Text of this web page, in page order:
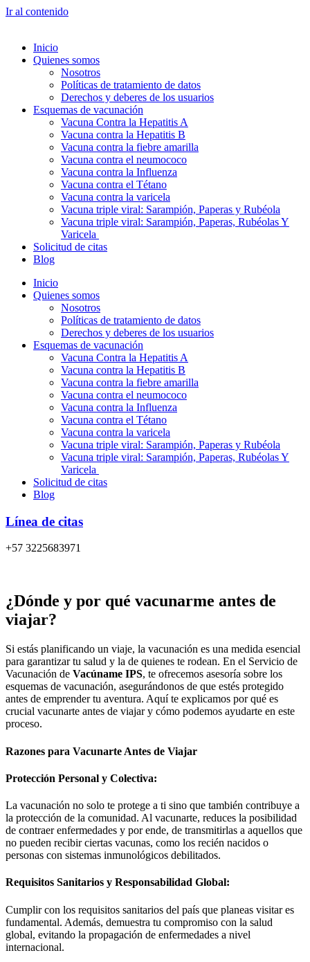
Ir al contenido
Inicio
Quienes somos
Nosotros
Políticas de tratamiento de datos
Derechos y deberes de los usuarios
Esquemas de vacunación
Vacuna Contra la Hepatitis A
Vacuna contra la Hepatitis B
Vacuna contra la fiebre amarilla
Vacuna contra el neumococo
Vacuna contra la Influenza
Vacuna contra el Tétano
Vacuna contra la varicela
Vacuna triple viral: Sarampión, Paperas y Rubéola
Vacuna triple viral: Sarampión, Paperas, Rubéolas Y
Varicela
Solicitud de citas
Blog
Inicio
Quienes somos
Nosotros
Políticas de tratamiento de datos
Derechos y deberes de los usuarios
Esquemas de vacunación
Vacuna Contra la Hepatitis A
Vacuna contra la Hepatitis B
Vacuna contra la fiebre amarilla
Vacuna contra el neumococo
Vacuna contra la Influenza
Vacuna contra el Tétano
Vacuna contra la varicela
Vacuna triple viral: Sarampión, Paperas y Rubéola
Vacuna triple viral: Sarampión, Paperas, Rubéolas Y
Varicela
Solicitud de citas
Blog
Línea de citas
+57 3225683971
¿Dónde y por qué vacunarme antes de
viajar?
Si estás planificando un viaje, la vacunación es una medida esencial
para garantizar tu salud y la de quienes te rodean. En el Servicio de
Vacunación de Vacúname IPS, te ofrecemos asesoría sobre los
esquemas de vacunación, asegurándonos de que estés protegido
antes de emprender tu aventura. Aquí te explicamos por qué es
crucial vacunarte antes de viajar y cómo podemos ayudarte en este
proceso.
Razones para Vacunarte Antes de Viajar
Protección Personal y Colectiva:
La vacunación no solo te protege a ti sino que también contribuye a
la protección de la comunidad. Al vacunarte, reduces la posibilidad
de contraer enfermedades y por ende, de transmitirlas a aquellos que
no pueden recibir ciertas vacunas, como los recién nacidos o
personas con sistemas inmunológicos debilitados.
Requisitos Sanitarios y Responsabilidad Global:
Cumplir con los requisitos sanitarios del país que planeas visitar es
fundamental. Además, demuestra tu compromiso con la salud
global, evitando la propagación de enfermedades a nivel
internacional.